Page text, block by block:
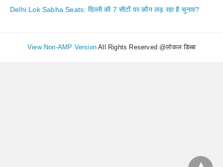
Delhi Lok Sabha Seats: दिल्ली की 7 सीटों पर कौन लड़ रहा है चुनाव?
View Non-AMP Version All Rights Reserved @लोकल डिब्बा